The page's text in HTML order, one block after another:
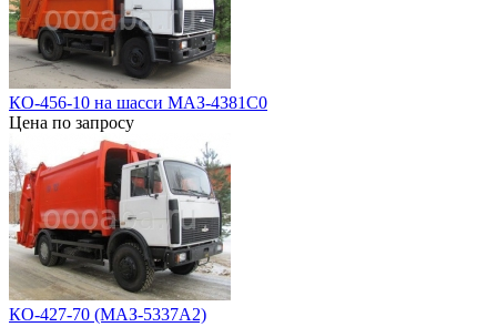
КО-456-10 на шасси МАЗ-4381С0
Цена по запросу
КО-427-70 (МАЗ-5337А2)